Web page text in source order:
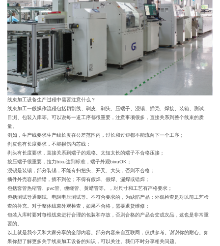
线束加工设备生产过程中需要注意什么？
线束加工一般操作流程包括切割线、剥皮、剥头、压端子、浸锡、插壳、焊接、装箱、测试、
目测、包装入库等。可以说每一道工序都很重要，注意事项很多，直接关系到整个线束的质
量。
例如，生产线要求生产线长度在公差范围内，过长和过短都不能流向下一个工序；
剥皮也有长度要求，不能损伤内芯线；
剥头有长度要求，直接关系到端子的规格。太短太长的端子不合格压接；
按压端子很重要，拉力bixu达到标准，端子外观bixuOK；
浸锡是装锡，部分装锡，不能有扫把头、开叉、大头，否则不合格；
插件外壳容易插错，插不到位；不得有假焊、假焊、漏焊或错焊；
包括套管热缩管、pvc管、缠绕管、黄蜡管等。，对尺寸和工艺有严格要求；
包括测试导通测试、电阻电压测试等。不符合要求的，为缺陷产品；外观检查是对以前工艺检
查的补充。对于整体线束外观检查，如果不合格，需要退货维修；
包装入库时要对每根线束进行合理的包装和存放，否则合格的产品会变成次品，这也是非常重
要的。
以上就是我今天和大家分享的全部内容。部分内容来自互联网，仅供参考。谢谢你的耐心。如
果你想了解更多关于线束加工设备的知识，可以关注。我们不时分享相关问题。